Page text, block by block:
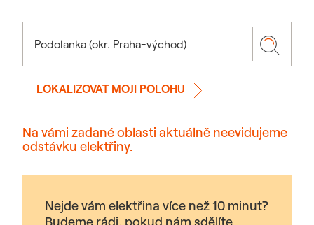
LOKALIZOVAT MOJI POLOHU
Na vámi zadané oblasti aktuálně neevidujeme
odstávku elektřiny.
Nejde vám elektřina více než 10 minut?
Budeme rádi, pokud nám sdělíte